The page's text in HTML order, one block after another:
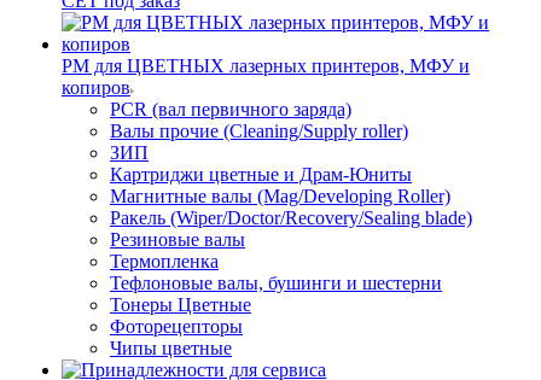
РМ для ЦВЕТНЫХ лазерных принтеров, МФУ и
копиров
PCR (вал первичного заряда)
Валы прочие (Cleaning/Supply roller)
ЗИП
Картриджи цветные и Драм-Юниты
Магнитные валы (Mag/Developing Roller)
Ракель (Wiper/Doctor/Recovery/Sealing blade)
Резиновые валы
Термопленка
Тефлоновые валы, бушинги и шестерни
Тонеры Цветные
Фоторецепторы
Чипы цветные